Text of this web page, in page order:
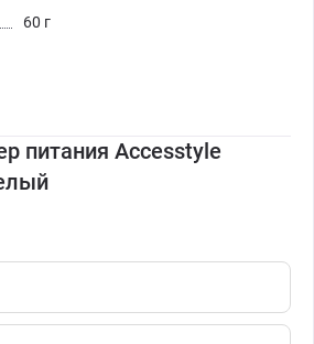
60 г
питания Accesstyle